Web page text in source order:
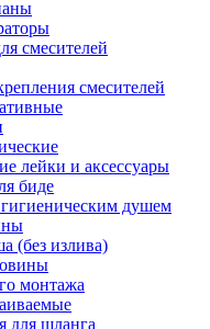
смесителей
смесителей
лейки и аксессуары
биде
душем
(без излива)
монтажа
для шланга